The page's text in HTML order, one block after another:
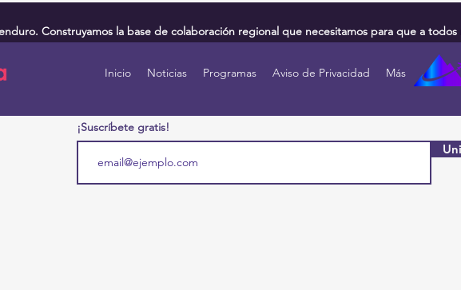
Construyamos la base de colaboración regional que necesitamos para que a
Inicio Noticias Programas Aviso de Privacidad Más
¡Suscríbete gratis!